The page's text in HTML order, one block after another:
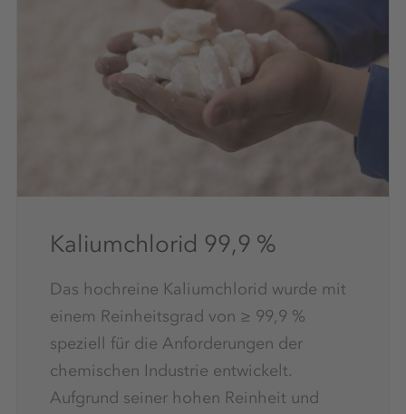
Kaliumchlorid 99,9 %
Das hochreine Kaliumchlorid wurde mit
einem Reinheitsgrad von ≥ 99,9 %
speziell für die Anforderungen der
chemischen Industrie entwickelt.
Aufgrund seiner hohen Reinheit und